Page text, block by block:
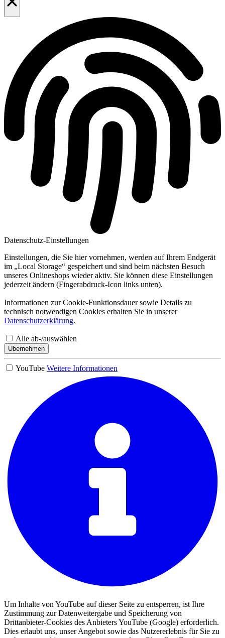
Datenschutz-Einstellungen
Einstellungen, die Sie hier vornehmen, werden auf Ihrem Endgerät
im „Local Storage“ gespeichert und sind beim nächsten Besuch
unseres Onlineshops wieder aktiv. Sie können diese Einstellungen
jederzeit ändern (Fingerabdruck-Icon links unten).
Informationen zur Cookie-Funktionsdauer sowie Details zu
technisch notwendigen Cookies erhalten Sie in unserer
Datenschutzerklärung.
Alle ab-/auswählen
Übernehmen
YouTube Weitere Informationen
Um Inhalte von YouTube auf dieser Seite zu entsperren, ist Ihre
Zustimmung zur Datenweitergabe und Speicherung von
Drittanbieter-Cookies des Anbieters YouTube (Google) erforderlich.
Dies erlaubt uns, unser Angebot sowie das Nutzererlebnis für Sie zu